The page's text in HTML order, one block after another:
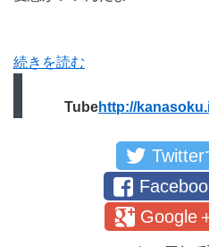
続きを読む
Tubehttp://
Google